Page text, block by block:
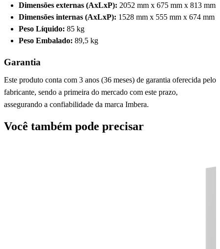
Dimensões externas (AxLxP): 2052 mm x 675 mm x 813 mm
Dimensões internas (AxLxP): 1528 mm x 555 mm x 674 mm
Peso Líquido: 85 kg
Peso Embalado: 89,5 kg
Garantia
Este produto conta com 3 anos (36 meses) de garantia oferecida pelo
fabricante, sendo a primeira do mercado com este prazo,
assegurando a confiabilidade da marca Imbera.
Você também pode precisar